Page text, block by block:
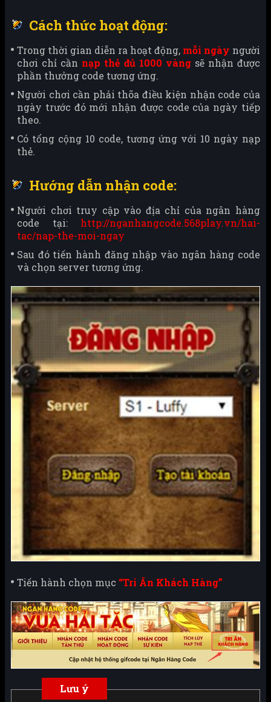
Cách thức hoạt động:
Trong thời gian diễn ra hoạt động, mỗi ngày người
chơi chỉ cần nạp thẻ đủ 1000 vàngsẽ nhận được
phần thưởng code tương ứng.
Người chơi cần phải thõa điều kiện nhận code của
ngày trước đó mới nhận được code của ngày tiếp
theo.
Có tổng cộng 10 code, tương ứng với 10 ngày nạp
thẻ.
Hướng dẫn nhận code:
Người chơi truy cập vào địa chỉ của ngân hàng
code tại: http://nganhangcode.568play.vn/hai-
tac/nap-the-moi-ngay
Sau đó tiến hành đăng nhập vào ngân hàng code
và chọn server tương ứng.
Tiến hành chọn mục “Tri Ân Khách Hàng”
Lưu ý